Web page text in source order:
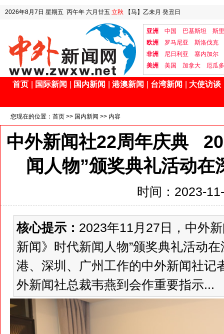
2026年8月7日 星期五 丙午年 六月廿五 立秋 【马】乙未月 癸丑日
亚洲 中国 巴基斯坦
斯
欧洲
罗马尼亚
斯洛伐克
非洲
尼日利亚
塞内加尔
美洲
美国 加拿大 厄瓜
首页 国际新闻 国内新闻 港澳新闻 台湾新闻 大使访谈
您现在的位置： 首页 >> 国内新闻 >> 内容
中外新闻社22周年庆典
闻人物”颁奖典礼活动在
时间：2023-
核心提示： 2023年11月27日，中外
新闻》时代新闻人物”颁奖典礼活动
港、深圳、广州工作的中外新闻社记
外新闻社总裁韦燕到会作重要指示...